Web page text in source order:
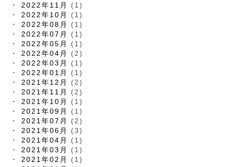
2022年11月
(1)
2022年10月
(1)
2022年08月
(1)
2022年07月
(1)
2022年05月
(1)
2022年04月
(2)
2022年03月
(1)
2022年01月
(1)
2021年12月
(2)
2021年11月
(2)
2021年10月
(1)
2021年09月
(1)
2021年07月
(2)
2021年06月
(3)
2021年04月
(1)
2021年03月
(1)
2021年02月
(1)